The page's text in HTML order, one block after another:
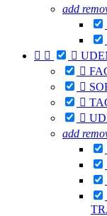
add
  




add